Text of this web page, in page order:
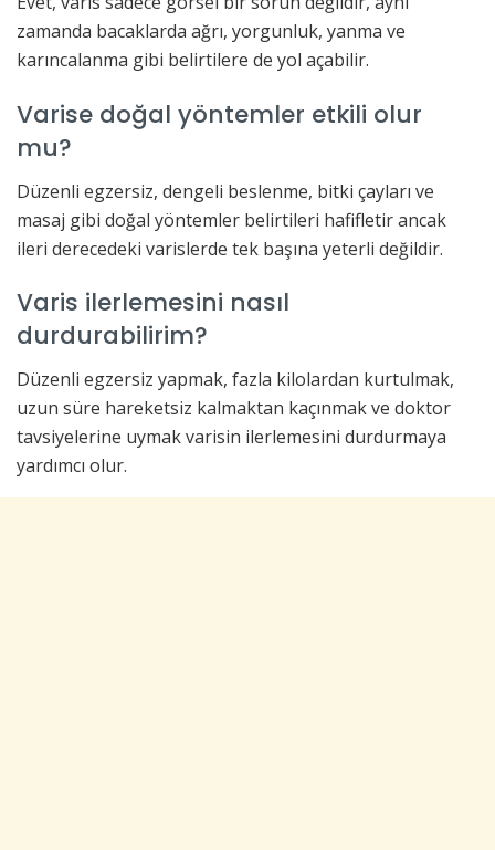
zamanda bacaklarda ağrı, yorgunluk, yanma ve
karıncalanma gibi belirtilere de yol açabilir.
Varise doğal yöntemler etkili olur
mu?
Düzenli egzersiz, dengeli beslenme, bitki çayları ve
masaj gibi doğal yöntemler belirtileri hafifletir ancak
ileri derecedeki varislerde tek başına yeterli değildir.
Varis ilerlemesini nasıl
durdurabilirim?
Düzenli egzersiz yapmak, fazla kilolardan kurtulmak,
uzun süre hareketsiz kalmaktan kaçınmak ve doktor
tavsiyelerine uymak varisin ilerlemesini durdurmaya
yardımcı olur.